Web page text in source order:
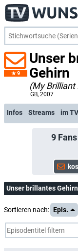
9
Unser
Gehirn
(My Brilliant
GB, 2007
Infos Streams im TV
9Fans
Unser brillantes
Sortieren nach: Epis.